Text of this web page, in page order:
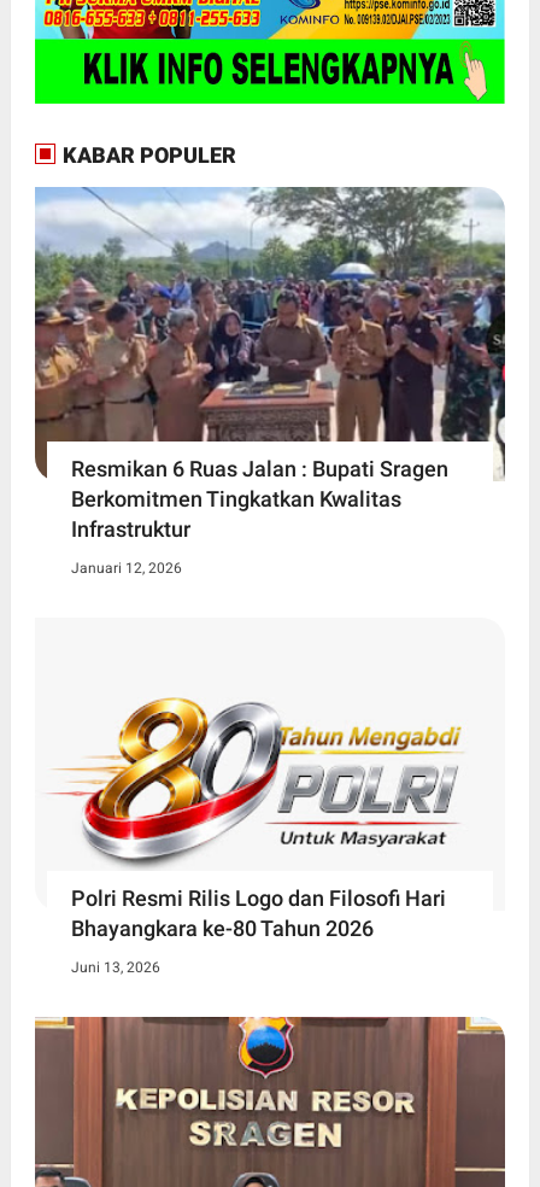
KABAR POPULER
Resmikan 6 Ruas Jalan : Bupati Sragen
Berkomitmen Tingkatkan Kwalitas
Infrastruktur
Januari 12, 2026
Polri Resmi Rilis Logo dan Filosofi Hari
Bhayangkara ke-80 Tahun 2026
Juni 13, 2026